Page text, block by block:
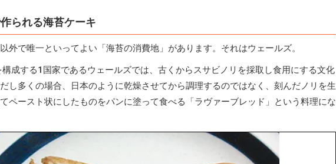
られる海苔ケーキ
外で唯一といってよい「海苔の消費地」があります。それはウェールズ。
構成する1国家であるウェールズでは、古くからスサビノリを採取し食用にする文化
し多くの場合、日本のように乾燥させてから調理するのではなく、刻んだノリを生
ペースト状にしたものをパンに塗って食べる「ラヴァーブレッド」という料理にな